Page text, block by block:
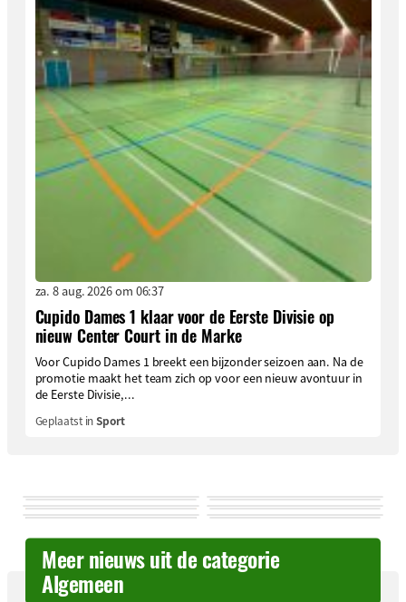
za. 8 aug. 2026 om 06:37
Cupido Dames 1 klaar voor de Eerste Divisie op
nieuw Center Court in de Marke
Voor Cupido Dames 1 breekt een bijzonder seizoen aan. Na de
promotie maakt het team zich op voor een nieuw avontuur in
de Eerste Divisie,...
Geplaatst inSport
Meer nieuws uit de categorie
Algemeen